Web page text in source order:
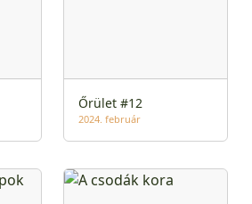
Őrület #12
2024. február